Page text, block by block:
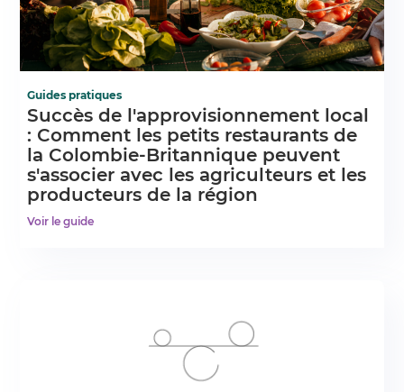
Guides pratiques
Succès de l'approvisionnement local
: Comment les petits restaurants de
la Colombie-Britannique peuvent
s'associer avec les agriculteurs et les
producteurs de la région
Voir le guide